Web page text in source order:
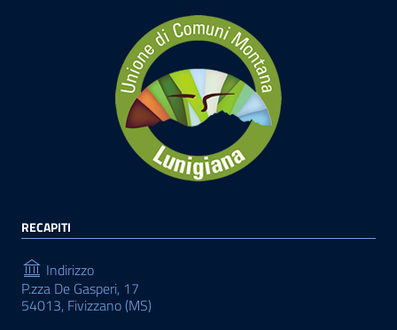
RECAPITI
Indirizzo
P.zza De Gasperi, 17
54013, Fivizzano (MS)